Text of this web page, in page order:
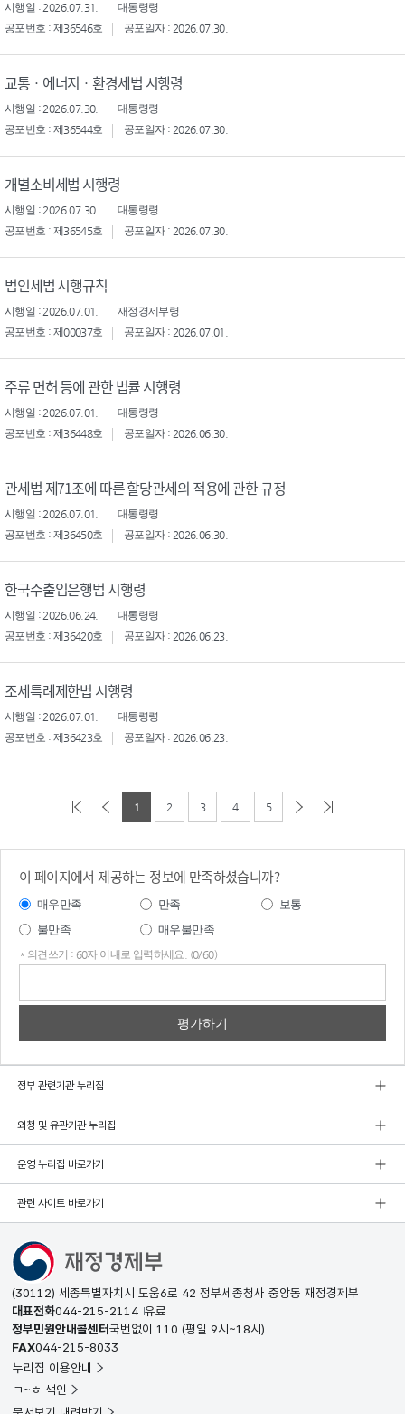
시행일 : 2026.07.31.
대통령령
공포번호 : 제36546호
공포일자 : 2026.07.30.
교통ㆍ에너지ㆍ환경세법 시행령
시행일 : 2026.07.30.
대통령령
공포번호 : 제36544호
공포일자 : 2026.07.30.
개별소비세법 시행령
시행일 : 2026.07.30.
대통령령
공포번호 : 제36545호
공포일자 : 2026.07.30.
법인세법 시행규칙
시행일 : 2026.07.01.
재정경제부령
공포번호 : 제00037호
공포일자 : 2026.07.01.
주류 면허 등에 관한 법률 시행령
시행일 : 2026.07.01.
대통령령
공포번호 : 제36448호
공포일자 : 2026.06.30.
관세법 제71조에 따른 할당관세의 적용에 관한 규정
시행일 : 2026.07.01.
대통령령
공포번호 : 제36450호
공포일자 : 2026.06.30.
한국수출입은행법 시행령
시행일 : 2026.06.24.
대통령령
공포번호 : 제36420호
공포일자 : 2026.06.23.
조세특례제한법 시행령
시행일 : 2026.07.01.
대통령령
공포번호 : 제36423호
공포일자 : 2026.06.23.
1 2 3 4 5
이 페이지에서 제공하는 정보에 만족하셨습니까?
매우만족 만족
보통
불만족
매우불만족
* 의견쓰기 : 60자 이내로 입력하세요. (0/60)
정부 관련기관 누리집
외청 및 유관기관 누리집
운영 누리집 바로가기
관련 사이트 바로가기
(30112) 세종특별자치시 도움6로 42 정부세종청사 중앙동 재정경제부
대표전화044-215-2114 유료
정부민원안내콜센터국번없이 110 (평일 9시~18시)
FAX044-215-8033
누리집 이용안내
ㄱ~ㅎ 색인